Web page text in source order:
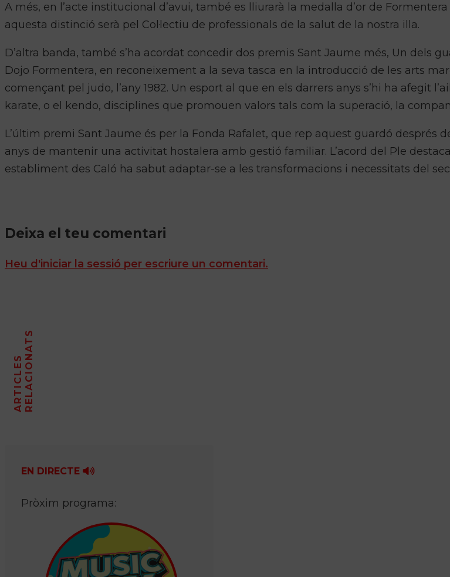
A més, en l’acte institucional d’avui, també es lliurarà la medalla d’or de Formentera
aquesta distinció serà pel Col·lectiu de professionals de la salut de la nostra illa.
D’altra banda, també s’ha acordat concedir dos premis Sant Jaume més, Un dels
Dojo Formentera, en reconeixement a la seva tasca en la introducció de les arts
començant pel judo, l’any 1982. Un esport al que en els darrers anys s’hi ha afegit
karate, o el kendo, disciplines que promouen valors tals com la superació, la
L’últim premi Sant Jaume és per la Fonda Rafalet, que rep aquest guardó després
anys de mantenir una activitat hostalera amb gestió familiar. L’acord del Ple
establiment des Caló ha sabut adaptar-se a les transformacions i necessitats del
Deixa el teu comentari
Heu d'iniciar la sessió per escriure un comentari.
A
R
T
I
C
L
E
S
R
E
L
A
C
I
O
N
A
TS
EN DIRECTE
Pròxim programa: